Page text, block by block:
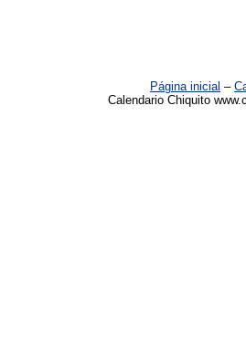
Página inicial –
Calendario Chiquito